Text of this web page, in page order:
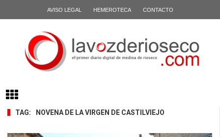
AVISO LEGAL HEMEROTECA CONTACTO
TAG: NOVENA DE LA VIRGEN DE CASTILVIEJO